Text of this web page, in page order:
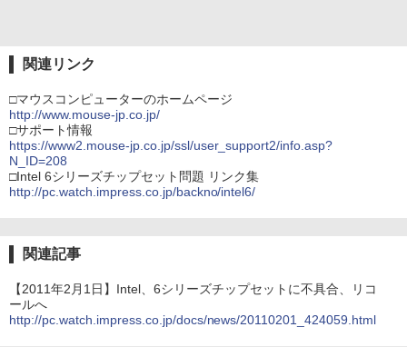
関連リンク
□マウスコンピューターのホームページ
http://www.mouse-jp.co.jp/
□サポート情報
https://www2.mouse-jp.co.jp/ssl/user_support2/info.asp?
N_ID=208
□Intel 6シリーズチップセット問題 リンク集
http://pc.watch.impress.co.jp/backno/intel6/
関連記事
【2011年2月1日】Intel、6シリーズチップセットに不具合、リコ
ールへ
http://pc.watch.impress.co.jp/docs/news/20110201_424059.html